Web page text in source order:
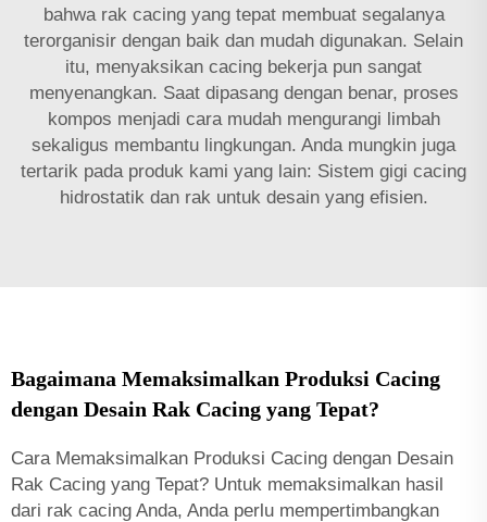
bahwa rak cacing yang tepat membuat segalanya
terorganisir dengan baik dan mudah digunakan. Selain
itu, menyaksikan cacing bekerja pun sangat
menyenangkan. Saat dipasang dengan benar, proses
kompos menjadi cara mudah mengurangi limbah
sekaligus membantu lingkungan. Anda mungkin juga
tertarik pada produk kami yang lain: Sistem gigi cacing
hidrostatik dan rak untuk desain yang efisien.
Bagaimana Memaksimalkan Produksi Cacing
dengan Desain Rak Cacing yang Tepat?
Cara Memaksimalkan Produksi Cacing dengan Desain
Rak Cacing yang Tepat? Untuk memaksimalkan hasil
dari rak cacing Anda, Anda perlu mempertimbangkan